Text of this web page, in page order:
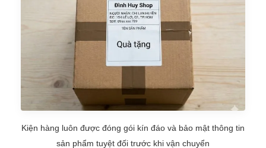
Kiện hàng luôn được đóng gói kín đáo và bảo mật thông tin
sản phẩm tuyệt đối trước khi vận chuyển